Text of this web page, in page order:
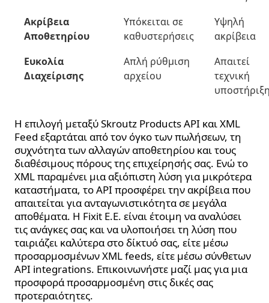
Ακρίβεια
Αποθετηρίου
Υπόκειται σε
καθυστερήσεις
Υψηλή
ακρίβεια
Ευκολία
Διαχείρισης
Απλή ρύθμιση
αρχείου
Απαιτεί
τεχνική
Η επιλογή μεταξύ Skroutz Products API και XML
Feed εξαρτάται από τον όγκο των πωλήσεων, τη
συχνότητα των αλλαγών αποθετηρίου και τους
διαθέσιμους πόρους της επιχείρησής σας. Ενώ το
XML παραμένει μια αξιόπιστη λύση για μικρότερα
καταστήματα, το API προσφέρει την ακρίβεια που
απαιτείται για ανταγωνιστικότητα σε μεγάλα
αποθέματα. Η Fixit E.E. είναι έτοιμη να αναλύσει
τις ανάγκες σας και να υλοποιήσει τη λύση που
ταιριάζει καλύτερα στο δίκτυό σας, είτε μέσω
προσαρμοσμένων XML feeds, είτε μέσω σύνθετων
API integrations. Επικοινωνήστε μαζί μας για μια
προσφορά προσαρμοσμένη στις δικές σας
προτεραιότητες.